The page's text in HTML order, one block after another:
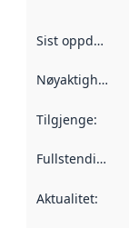
Sist oppdatert
Nøyaktigheit
Tilgjenge:
Fullstendigheit
Aktualitet: